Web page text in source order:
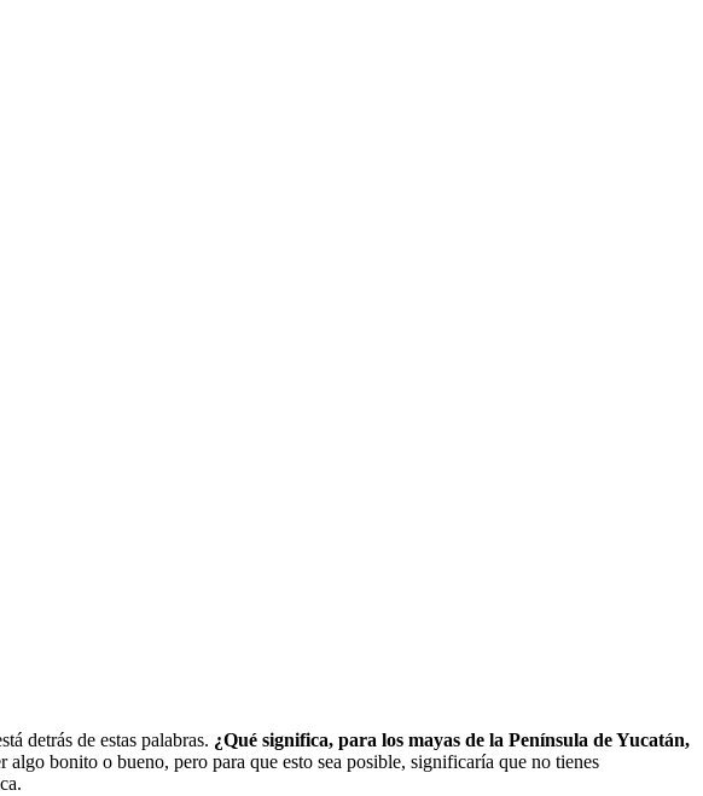
detrás de estas palabras. ¿Qué significa, para los mayas de la Península de Yucatán,
algo bonito o bueno, pero para que esto sea posible, significaría que no tienes